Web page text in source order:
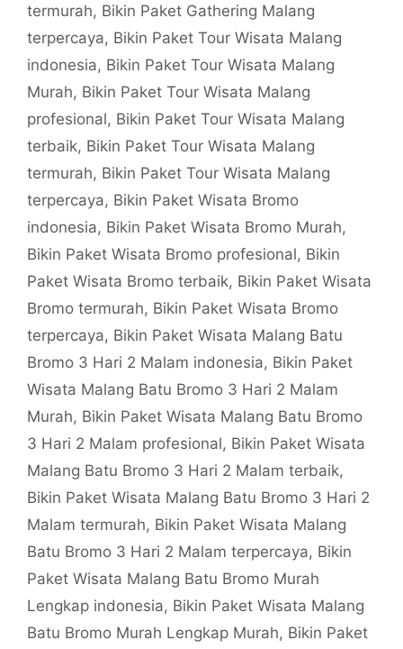
termurah, Bikin Paket Gathering Malang
terpercaya, Bikin Paket Tour Wisata Malang
indonesia, Bikin Paket Tour Wisata Malang
Murah, Bikin Paket Tour Wisata Malang
profesional, Bikin Paket Tour Wisata Malang
terbaik, Bikin Paket Tour Wisata Malang
termurah, Bikin Paket Tour Wisata Malang
terpercaya, Bikin Paket Wisata Bromo
indonesia, Bikin Paket Wisata Bromo Murah,
Bikin Paket Wisata Bromo profesional, Bikin
Paket Wisata Bromo terbaik, Bikin Paket Wisata
Bromo termurah, Bikin Paket Wisata Bromo
terpercaya, Bikin Paket Wisata Malang Batu
Bromo 3 Hari 2 Malam indonesia, Bikin Paket
Wisata Malang Batu Bromo 3 Hari 2 Malam
Murah, Bikin Paket Wisata Malang Batu Bromo
3 Hari 2 Malam profesional, Bikin Paket Wisata
Malang Batu Bromo 3 Hari 2 Malam terbaik,
Bikin Paket Wisata Malang Batu Bromo 3 Hari 2
Malam termurah, Bikin Paket Wisata Malang
Batu Bromo 3 Hari 2 Malam terpercaya, Bikin
Paket Wisata Malang Batu Bromo Murah
Lengkap indonesia, Bikin Paket Wisata Malang
Batu Bromo Murah Lengkap Murah, Bikin Paket